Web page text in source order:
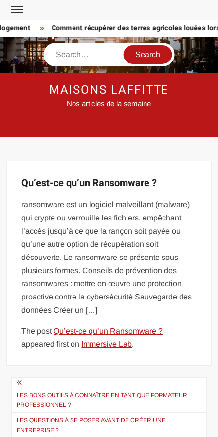
Skip
content
Comment récupérer des terres agricoles louées
Search
MAISONS LAFFITTE
Nos articles de la semaine
Qu’est-ce qu’un Ransomware ?
ransomware est un logiciel malveillant (malware)
qui crypte ou verrouille les fichiers, empêchant
l’accès jusqu’à ce que la rançon soit payée ou
qu’une autre option de récupération soit
découverte. Le ransomware se présente sous
plusieurs formes. Conseils de prévention des
ransomwares : mettre en œuvre une protection
proactive contre la cybersécurité Sauvegarde des
données Créer un […]
The postQu’est-ce qu’un Ransomware ?
appeared first on Immersive Lab.
Navigation
de
l’article
LES BONS OUTILS À CONNAÎTRE EN TANT QUE FORMATEUR
PROFESSIONNEL ?
LES QUESTIONS À SE POSER AVANT DE CRÉER UNE
ENTREPRISE ?